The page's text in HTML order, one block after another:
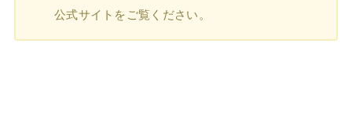
公式サイトをご覧ください。